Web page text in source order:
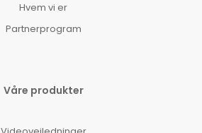
Hvem vi er
Partnerprogram
Våre produkter